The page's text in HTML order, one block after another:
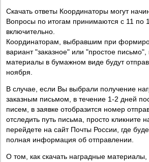
Скачать ответы Координаторы могут
Вопросы по итогам принимаются с 11 по
включительно.
Координаторам, выбравшим при
вариант "заказное" или "простое
материалы в бумажном виде будут
ноября.
В случае, если Вы выбрали получение
заказным письмом, в течение 1-2 дней
писем, в заявке отобразится номер
отследить путь письма, просто кликните
перейдете на сайт Почты России, где
полная информация об отправлении.
О том, как скачать наградные